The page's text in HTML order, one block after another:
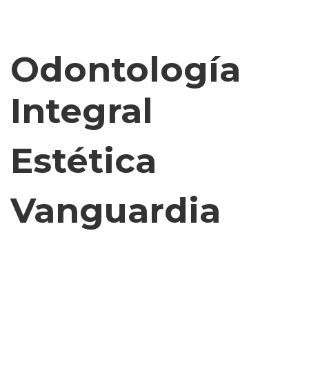
Odontología
Integral
Estética
Vanguardia